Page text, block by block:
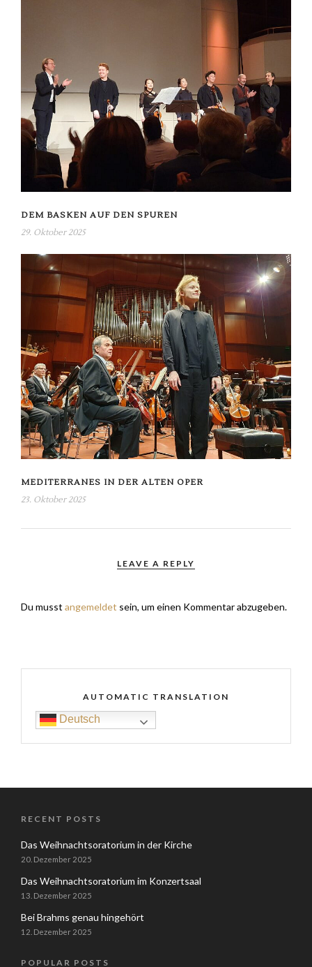
DEM BASKEN AUF DEN SPUREN
29. Oktober 2025
MEDITERRANES IN DER ALTEN OPER
23. Oktober 2025
LEAVE A REPLY
Du musst angemeldet sein, um einen Kommentar abzugeben.
AUTOMATIC TRANSLATION
Deutsch
RECENT POSTS
Das Weihnachtsoratorium in der Kirche
20. Dezember 2025
Das Weihnachtsoratorium im Konzertsaal
13. Dezember 2025
Bei Brahms genau hingehört
12. Dezember 2025
POPULAR POSTS